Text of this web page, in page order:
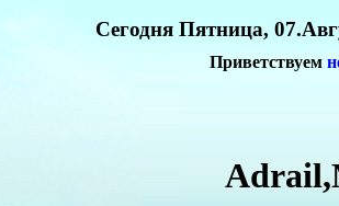
Сегодня Пятница,
Приветствуем